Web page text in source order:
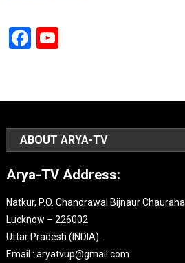
Facebook
YouTube
ABOUT ARYA-TV
Arya-TV Address:
Natkur, P.O. Chandrawal Bijnaur Chauraha
Lucknow – 226002
Uttar Pradesh (INDIA).
Email : aryatvup@gmail.com